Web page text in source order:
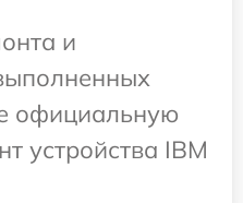
и
официальную
устройства IBM